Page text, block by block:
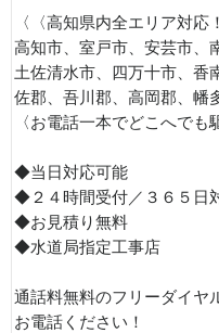
〈〈高知県内全エリア対応
高知市、室戸市、安芸市、
土佐清水市、四万十市、香
佐郡、吾川郡、高岡郡、幡
〈お電話一本でどこへでも
◆当日対応可能
◆２４時間受付／３６５日
◆お見積り無料
◆水道局指定工事店
通話料無料のフリーダイヤ
お電話ください！